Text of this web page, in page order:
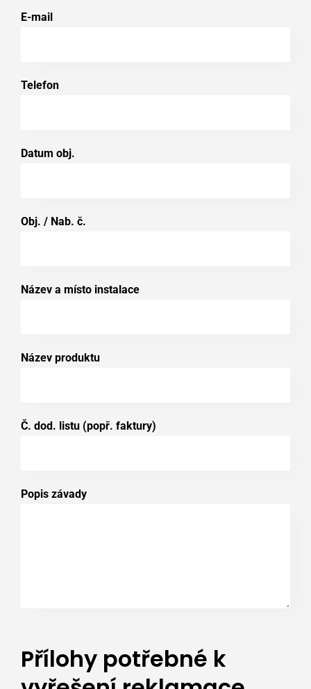
E-mail
Telefon
Datum obj.
Obj. / Nab. č.
Název a místo instalace
Název produktu
Č. dod. listu (popř. faktury)
Popis závady
Přílohy potřebné k